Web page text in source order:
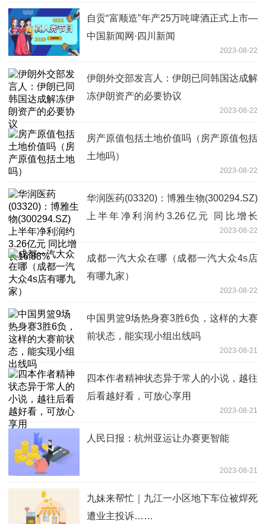
自贡“富顺造”年产25万吨啤酒正式上市—
中国新闻网·四川新闻
2023-08-22
伊朗外交部发言人：伊朗已同韩国达成解
冻伊朗资产的必要协议
2023-08-22
房产原值包括土地价值吗（房产原值包括
土地吗）
2023-08-22
华润医药(03320)：博雅生物(300294.SZ)
上半年净利润约3.26亿元 同比增长
2023-08-22
成都一汽大众在哪（成都一汽大众4s店
有哪九家）
2023-08-22
中国男篮9场热身赛3胜6负，这样的大赛
前状态，能实现小组出线吗
2023-08-21
​四本作者精神状态异于常人的小说，越往
后看越好看，可放心享用
2023-08-21
人民日报：杭州亚运让办赛更智能
2023-08-21
九妹来帮忙｜九江一小区地下车位被焊死
遭业主投诉……